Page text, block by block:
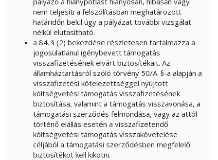
nem teljesíti a felszólításban meghatározott
határidőn belül úgy a pályázat további vizsgálat
nélkül elutasítható.
a 84. § (2) bekezdése részletesen tartalmazza a
jogosulatlanul igénybevett támogatás
visszafizetésének elvárt biztosítékait. Az
államháztartásról szóló törvény 50/A. §-a alapján a
visszafizetési kötelezettséggel nyújtott
költségvetési támogatás visszafizetésének
biztosítása, valamint a támogatás visszavonása, a
támogatási szerződés felmondása, vagy az attól
történő elállás esetén a visszafizetendő
költségvetési támogatás visszakövetelése
céljából a támogatási szerződésben megfelelő
biztosítékot kell kikötni.